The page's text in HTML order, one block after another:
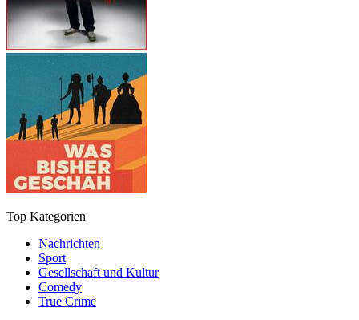
Top Kategorien
Nachrichten
Sport
Gesellschaft und Kultur
Comedy
True Crime